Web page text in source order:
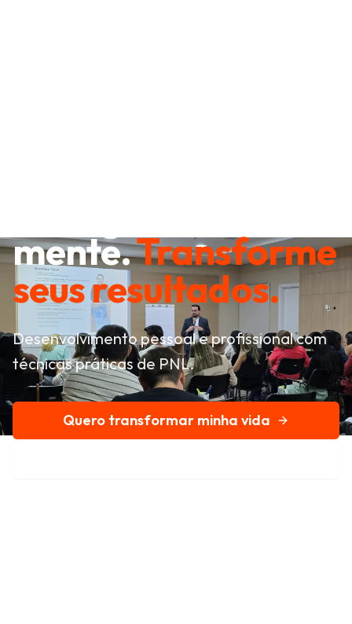
mente.Transforme
seus resultados.
Desenvolvimento pessoal e profissional com
técnicas práticas de PNL.
Quero transformar minha vida